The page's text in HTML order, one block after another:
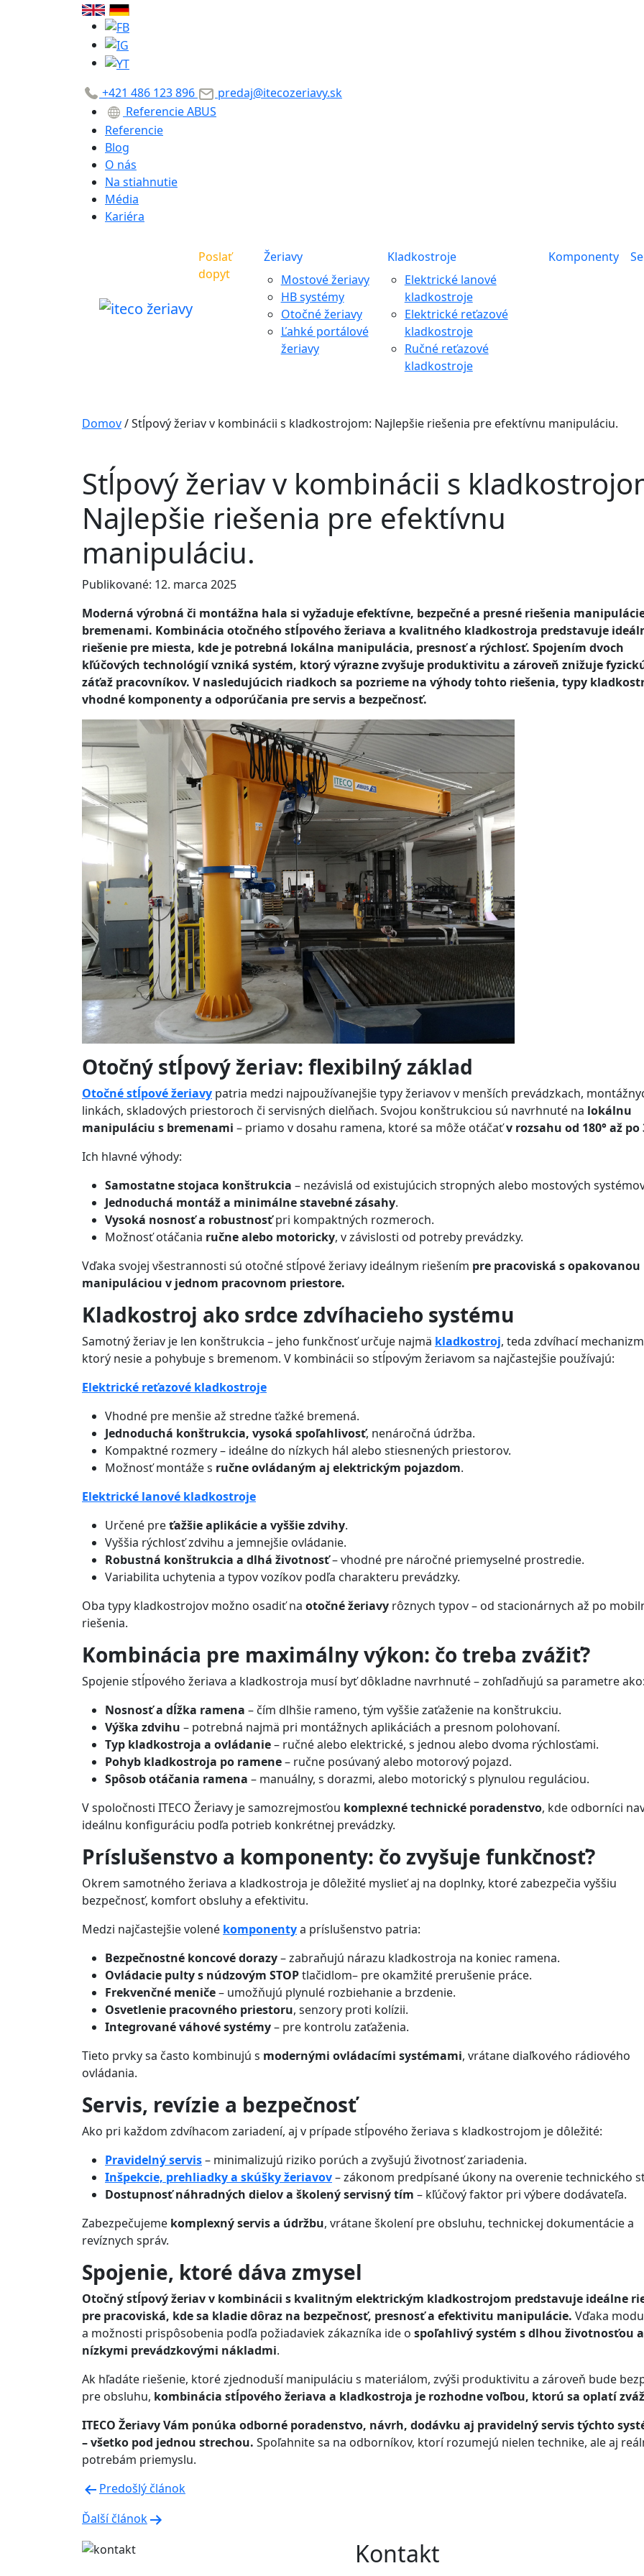
+421 486 123 896
predaj@itecozeriavy.sk
Referencie ABUS
Referencie
Blog
O nás
Na stiahnutie
Média
Kariéra
Poslať
dopyt
Žeriavy
Mostové žeriavy
HB systémy
Otočné žeriavy
Ľahké portálové
žeriavy
Kladkostroje
Elektrické lanové
kladkostroje
Elektrické reťazové
kladkostroje
Ručné reťazové
kladkostroje
Komponenty
Domov/Stĺpový žeriav v kombinácii s kladkostrojom: Najlepšie riešenia pre efektívnu manipuláciu.
Stĺpový žeriav v kombinácii s
Najlepšie riešenia pre efektívnu
manipuláciu.
Publikované: 12. marca 2025
Moderná výrobná či montážna hala si vyžaduje efektívne, bezpečné a presné riešenia
bremenami. Kombinácia otočného stĺpového žeriava a kvalitného kladkostroja predstavuje
riešenie pre miesta, kde je potrebná lokálna manipulácia, presnosť a rýchlosť. Spojením dvoch
kľúčových technológií vzniká systém, ktorý výrazne zvyšuje produktivitu a zároveň znižuje
záťaž pracovníkov. V nasledujúcich riadkoch sa pozrieme na výhody tohto riešenia, typy
vhodné komponenty a odporúčania pre servis a bezpečnosť.
Otočný stĺpový žeriav: flexibilný základ
Otočné stĺpové žeriavy patria medzi najpoužívanejšie typy žeriavov v menších prevádzkach,
linkách, skladových priestoroch či servisných dielňach. Svojou konštrukciou sú navrhnuté na lokálnu
manipuláciu s bremenami – priamo v dosahu ramena, ktoré sa môže otáčaťv rozsahu od 180° až po
Ich hlavné výhody:
Samostatne stojaca konštrukcia – nezávislá od existujúcich stropných alebo mostových
Jednoduchá montáž a minimálne stavebné zásahy.
Vysoká nosnosť a robustnosťpri kompaktných rozmeroch.
Možnosť otáčania ručne alebo motoricky, v závislosti od potreby prevádzky.
Vďaka svojej všestrannosti sú otočné stĺpové žeriavy ideálnym riešením pre pracoviská s opakovanou
manipuláciou v jednom pracovnom priestore.
Kladkostroj ako srdce zdvíhacieho systému
Samotný žeriav je len konštrukcia – jeho funkčnosť určuje najmä kladkostroj, teda zdvíhací
ktorý nesie a pohybuje s bremenom. V kombinácii so stĺpovým žeriavom sa najčastejšie používajú:
Elektrické reťazové kladkostroje
Vhodné pre menšie až stredne ťažké bremená.
Jednoduchá konštrukcia, vysoká spoľahlivosť, nenáročná údržba.
Kompaktné rozmery – ideálne do nízkych hál alebo stiesnených priestorov.
Možnosť montáže s ručne ovládaným aj elektrickým pojazdom.
Elektrické lanové kladkostroje
Určené preťažšie aplikácie a vyššie zdvihy.
Vyššia rýchlosť zdvihu a jemnejšie ovládanie.
Robustná konštrukcia a dlhá životnosť– vhodné pre náročné priemyselné prostredie.
Variabilita uchytenia a typov vozíkov podľa charakteru prevádzky.
Oba typy kladkostrojov možno osadiť na otočné žeriavy rôznych typov – od stacionárnych až po
riešenia.
Kombinácia pre maximálny výkon: čo treba zvážiť?
Spojenie stĺpového žeriava a kladkostroja musí byť dôkladne navrhnuté – zohľadňujú sa parametre ako:
Nosnosť a dĺžka ramena – čím dlhšie rameno, tým vyššie zaťaženie na konštrukciu.
Výška zdvihu – potrebná najmä pri montážnych aplikáciách a presnom polohovaní.
Typ kladkostroja a ovládanie– ručné alebo elektrické, s jednou alebo dvoma rýchlosťami.
Pohyb kladkostroja po ramene– ručne posúvaný alebo motorový pojazd.
Spôsob otáčania ramena – manuálny, s dorazmi, alebo motorický s plynulou reguláciou.
V spoločnosti ITECO Žeriavy je samozrejmosťou komplexné technické poradenstvo, kde odborníci
ideálnu konfiguráciu podľa potrieb konkrétnej prevádzky.
Príslušenstvo a komponenty: čo zvyšuje funkčnosť?
Okrem samotného žeriava a kladkostroja je dôležité myslieť aj na doplnky, ktoré zabezpečia vyššiu
bezpečnosť, komfort obsluhy a efektivitu.
Medzi najčastejšie volené komponentya príslušenstvo patria:
Bezpečnostné koncové dorazy– zabraňujú nárazu kladkostroja na koniec ramena.
Ovládacie pulty s núdzovým STOPtlačidlom– pre okamžité prerušenie práce.
Frekvenčné meniče– umožňujú plynulé rozbiehanie a brzdenie.
Osvetlenie pracovného priestoru, senzory proti kolízii.
Integrované váhové systémy– pre kontrolu zaťaženia.
Tieto prvky sa často kombinujú s modernými ovládacími systémami, vrátane diaľkového rádiového
ovládania.
Servis, revízie a bezpečnosť
Ako pri každom zdvíhacom zariadení, aj v prípade stĺpového žeriava s kladkostrojom je dôležité:
Pravidelný servis– minimalizujú riziko porúch a zvyšujú životnosť zariadenia.
Inšpekcie, prehliadky a skúšky žeriavov– zákonom predpísané úkony na overenie technického
Dostupnosť náhradných dielov a školený servisný tím – kľúčový faktor pri výbere dodávateľa.
Zabezpečujeme komplexný servis a údržbu, vrátane školení pre obsluhu, technickej dokumentácie a
revíznych správ.
Spojenie, ktoré dáva zmysel
Otočný stĺpový žeriav v kombinácii s kvalitným elektrickým kladkostrojom predstavuje ideálne
pre pracoviská, kde sa kladie dôraz na bezpečnosť, presnosť a efektivitu manipulácie. Vďaka
a možnosti prispôsobenia podľa požiadaviek zákazníka ide o spoľahlivý systém s dlhou životnosťou a
nízkymi prevádzkovými nákladmi.
Ak hľadáte riešenie, ktoré zjednoduší manipuláciu s materiálom, zvýši produktivitu a zároveň bude
pre obsluhu, kombinácia stĺpového žeriava a kladkostroja je rozhodne voľbou, ktorú sa oplatí
ITECO Žeriavy Vám ponúka odborné poradenstvo, návrh, dodávku aj pravidelný servis týchto
– všetko pod jednou strechou. Spoľahnite sa na odborníkov, ktorí rozumejú nielen technike, ale aj
potrebám priemyslu.
Navigácia
v
článku
Predošlý článok
Ďalší článok
Kontakt